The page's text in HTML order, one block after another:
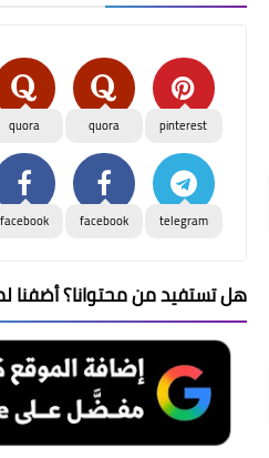
pinterest
quora
quora
telegram
facebook
facebook
هل تستفيد من محتوانا؟ أضفنا